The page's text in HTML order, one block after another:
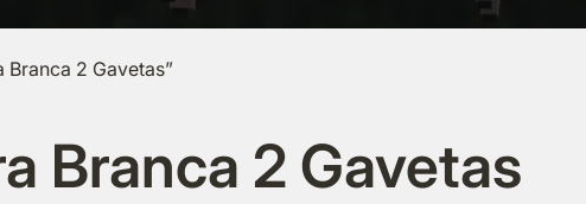
2 Gavetas”
Branca 2 Gavetas